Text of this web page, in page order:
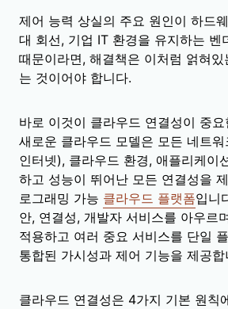
제어 능력 상실의 주요 원인이 하드
대 회선, 기업 IT 환경을 유지하는 벤
때문이라면, 해결책은 이처럼 얽혀
는 것이어야 합니다.
바로 이것이 클라우드 연결성이 중
새로운 클라우드 모델은 모든 네트
인터넷), 클라우드 환경, 애플리케이
하고 성능이 뛰어난 모든 연결성을
로그래밍 가능 클라우드 플랫폼입니
안, 연결성, 개발자 서비스를 아우르
적용하고 여러 중요 서비스를 단일
통합된 가시성과 제어 기능을 제공합
클라우드 연결성은 4가지 기본 원칙